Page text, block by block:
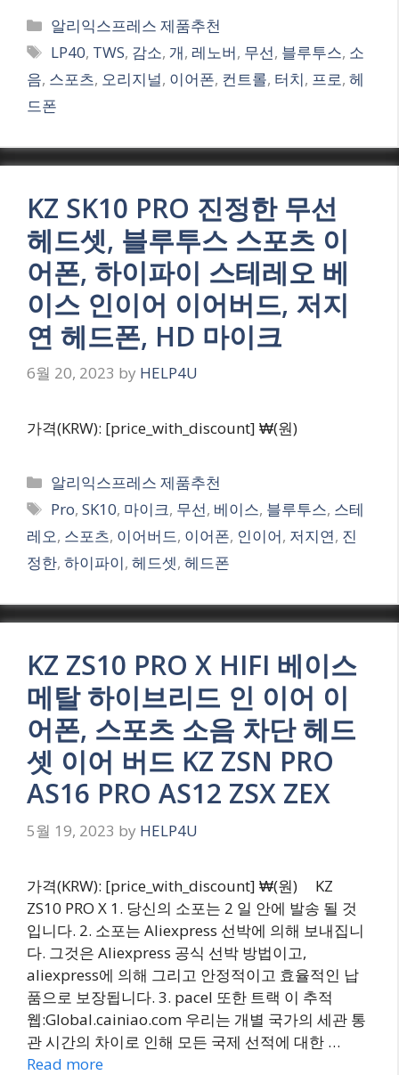
Categories
알리익스프레스 제품추천
Tags
LP40, TWS, 감소, 개, 레노버, 무선, 블루투스, 소
음, 스포츠, 오리지널, 이어폰, 컨트롤, 터치, 프로, 헤
드폰
KZ SK10 PRO 진정한 무선
헤드셋, 블루투스 스포츠 이
어폰, 하이파이 스테레오 베
이스 인이어 이어버드, 저지
연 헤드폰, HD 마이크
6월 20, 2023 by HELP4U
가격(KRW): [price_with_discount] ₩(원)
Categories
알리익스프레스 제품추천
Tags
Pro,SK10, 마이크, 무선, 베이스, 블루투스, 스테
레오, 스포츠, 이어버드, 이어폰, 인이어, 저지연, 진
정한, 하이파이, 헤드셋, 헤드폰
KZ ZS10 PRO X HIFI 베이스
메탈 하이브리드 인 이어 이
어폰, 스포츠 소음 차단 헤드
셋 이어 버드 KZ ZSN PRO
AS16 PRO AS12 ZSX ZEX
5월 19, 2023 by HELP4U
가격(KRW): [price_with_discount] ₩(원) KZ
ZS10 PRO X 1. 당신의 소포는 2 일 안에 발송 될 것
입니다. 2. 소포는 Aliexpress 선박에 의해 보내집니
다. 그것은 Aliexpress 공식 선박 방법이고,
aliexpress에 의해 그리고 안정적이고 효율적인 납
품으로 보장됩니다. 3. pacel 또한 트랙 이 추적
웹:Global.cainiao.com 우리는 개별 국가의 세관 통
관 시간의 차이로 인해 모든 국제 선적에 대한 …
Read more